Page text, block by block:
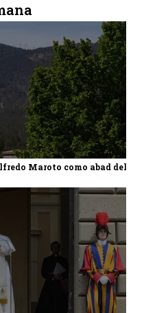
Maroto como abad del